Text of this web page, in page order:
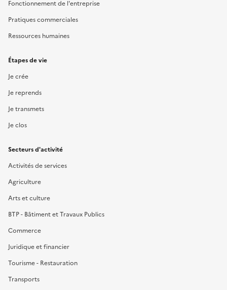
Fonctionnement de l'entreprise
Pratiques commerciales
Ressources humaines
Étapes de vie
Je crée
Je reprends
Je transmets
Je clos
Secteurs d'activité
Activités de services
Agriculture
Arts et culture
BTP - Bâtiment et Travaux Publics
Commerce
Juridique et financier
Tourisme - Restauration
Transports